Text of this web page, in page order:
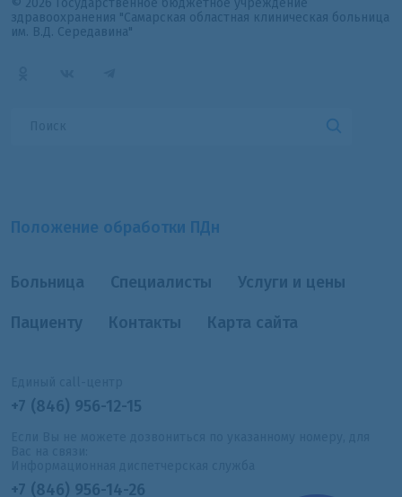
здравоохранения "Самарская областная клиническая больница
им. В.Д. Середавина"
Положение обработки ПДн
Больница Специалисты Услуги и цены
Пациенту Контакты Карта сайта
+7 (846) 956-12-15
+7 (846) 956-14-26